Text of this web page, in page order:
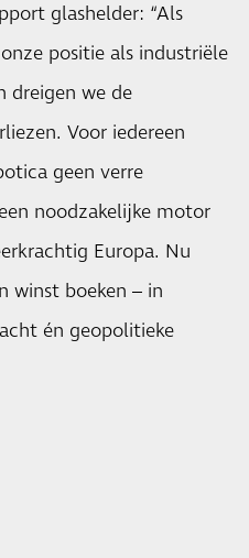
glashelder: “Als
positie als industriële
dreigen we de
Voor iedereen
geen verre
noodzakelijke motor
Europa. Nu
winst boeken – in
én geopolitieke